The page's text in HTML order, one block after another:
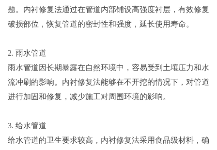
题。内衬修复法通过在管道内部铺设高强度衬层，有效修复
破损部位，恢复管道的密封性和强度，延长使用寿命。
2. 雨水管道
雨水管道因长期暴露在自然环境中，容易受到土壤压力和水
流冲刷的影响。内衬修复法能够在不开挖的情况下，对管道
进行加固和修复，减少施工对周围环境的影响。
3. 给水管道
给水管道的卫生要求较高，内衬修复法采用食品级材料，确